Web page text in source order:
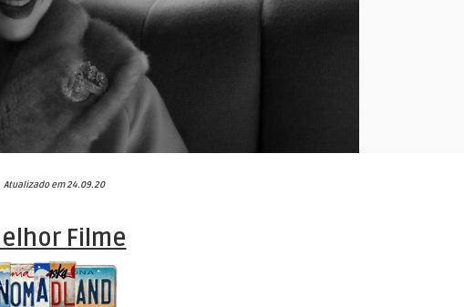
Atualizado em 24.09.20
Filme